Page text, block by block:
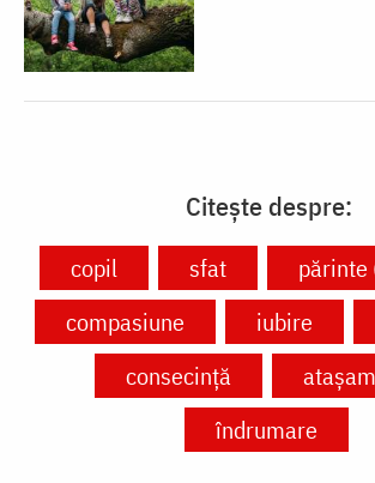
Citește despre:
copil sfat
părinte
compasiune
iubire
consecință
îndrumare